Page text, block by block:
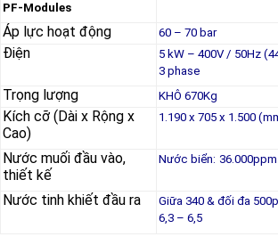
PF-Modules
Áp lực hoạt động 60 – 70 bar
Điện
5 kW – 400V / 50Hz
3 phase
Trọng lượng KHÔ 670Kg
Kích cỡ (Dài x Rộng x
Cao)
1.190 x 705 x 1.500
Nước muối đầu vào,
thiết kế
Nước biển:
Nước tinh khiết đầu ra Giữa 340 & đối đa
6,3 – 6,5